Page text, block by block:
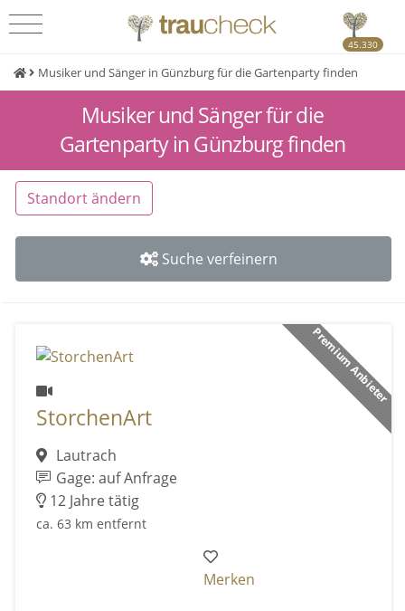
45.330
Musiker und Sänger in Günzburg für die Gartenparty finden
Musiker und Sänger für die
Gartenparty in Günzburg finden
Standort ändern
Suche verfeinern
Premium Anbieter
StorchenArt
Lautrach
Gage: auf Anfrage
12 Jahre tätig
ca. 63 km entfernt
Merken